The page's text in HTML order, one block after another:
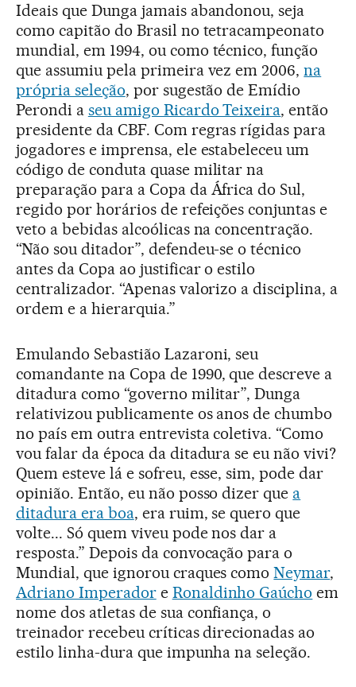
Ideais que Dunga jamais abandonou, seja
como capitão do Brasil no tetracampeonato
mundial, em 1994, ou como técnico, função
que assumiu pela primeira vez em 2006,na
própria seleção, por sugestão de Emídio
Perondi a seu amigo Ricardo Teixeira, então
presidente da CBF. Com regras rígidas para
jogadores e imprensa, ele estabeleceu um
código de conduta quase militar na
preparação para a Copa da África do Sul,
regido por horários de refeições conjuntas e
veto a bebidas alcoólicas na concentração.
“Não sou ditador”, defendeu-se o técnico
antes da Copa ao justificar o estilo
centralizador. “Apenas valorizo a disciplina, a
ordem e a hierarquia.”
Emulando Sebastião Lazaroni, seu
comandante na Copa de 1990, que descreve a
ditadura como “governo militar”, Dunga
relativizou publicamente os anos de chumbo
no país em outra entrevista coletiva. “Como
vou falar da época da ditadura se eu não vivi?
Quem esteve lá e sofreu, esse, sim, pode dar
opinião. Então, eu não posso dizer que a
ditadura era boa, era ruim, se quero que
volte... Só quem viveu pode nos dar a
resposta.” Depois da convocação para o
Mundial, que ignorou craques comoNeymar,
Adriano Imperadore Ronaldinho Gaúcho em
nome dos atletas de sua confiança, o
treinador recebeu críticas direcionadas ao
estilo linha-dura que impunha na seleção.